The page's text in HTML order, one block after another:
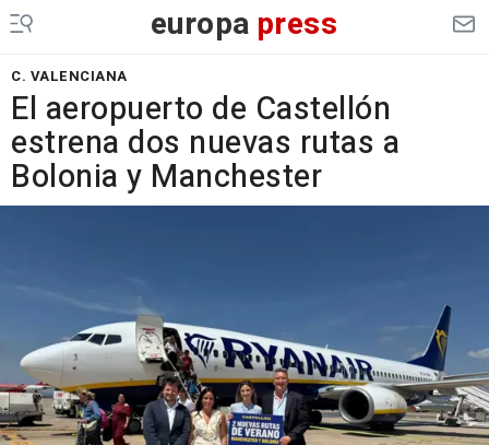
europa press
C. VALENCIANA
El aeropuerto de Castellón
estrena dos nuevas rutas a
Bolonia y Manchester